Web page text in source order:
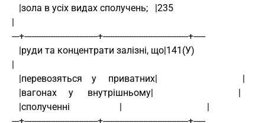
|
---+-------------------------------+------------------------------------+-----
|
   |перевозяться    у     приватних|                                    |
   |вагонах     у      внутрішньому|                                    |
   |сполученні                     |                                    |